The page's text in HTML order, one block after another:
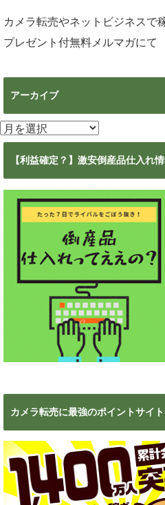
カメラ転売やネットビジネスで
プレゼント付無料メルマガにて
アーカイブ
ア
ー
【利益確定？】激安倒産品仕入れ
カメラ転売に最強のポイントサイ